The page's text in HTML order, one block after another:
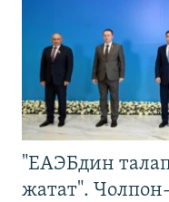
"ЕАЭБдин
жатат".